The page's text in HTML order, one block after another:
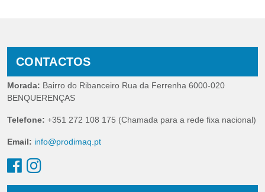
CONTACTOS
Morada: Bairro do Ribanceiro Rua da Ferrenha 6000-020
BENQUERENÇAS
Telefone: +351 272 108 175 (Chamada para a rede fixa nacional)
Email: info@prodimaq.pt